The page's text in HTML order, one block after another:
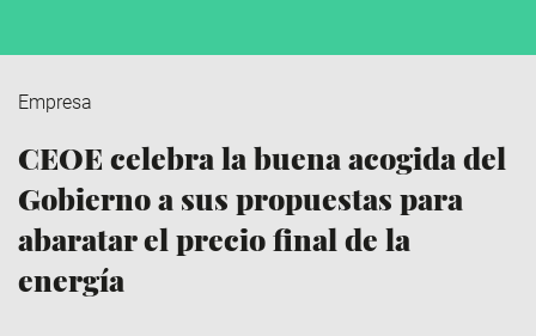
Empresa
CEOE celebra la buena acogida del
Gobierno a sus propuestas para
abaratar el precio final de la
energía